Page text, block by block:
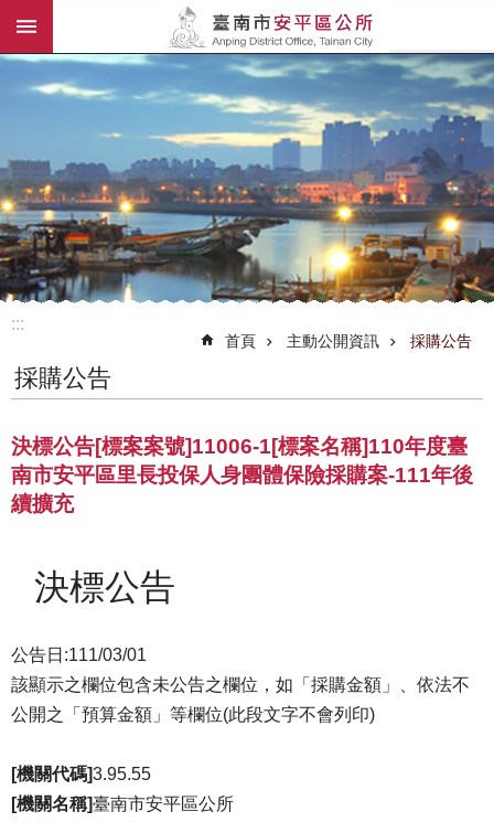
跳到主要內容區塊
:::
首頁 主動公開資訊 採購公告
採購公告
決標公告[標案案號]11006-1[標案名稱]110年度臺
南市安平區里長投保人身團體保險採購案-111年後
續擴充
決標公告
公告日:111/03/01
該顯示之欄位包含未公告之欄位，如「採購金額」、依法不
公開之「預算金額」等欄位(此段文字不會列印)
[機關代碼]3.95.55
[機關名稱]臺南市安平區公所